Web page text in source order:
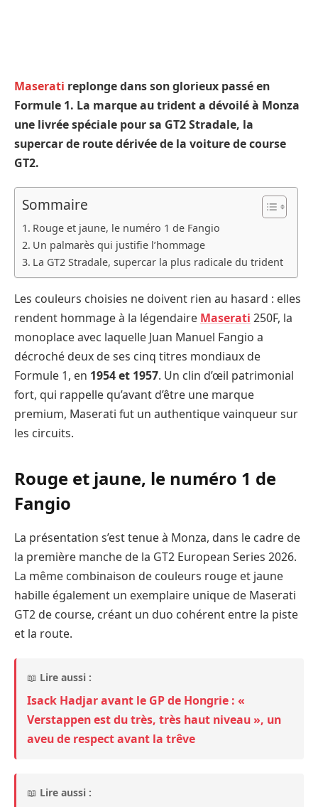
Maserati replonge dans son glorieux passé en
Formule 1. La marque au trident a dévoilé à Monza
une livrée spéciale pour sa GT2 Stradale, la
supercar de route dérivée de la voiture de course
GT2.
Sommaire
Rouge et jaune, le numéro 1 de Fangio
Un palmarès qui justifie l’hommage
La GT2 Stradale, supercar la plus radicale du trident
Les couleurs choisies ne doivent rien au hasard : elles
rendent hommage à la légendaire Maserati 250F, la
monoplace avec laquelle Juan Manuel Fangio a
décroché deux de ses cinq titres mondiaux de
Formule 1, en 1954 et 1957. Un clin d’œil patrimonial
fort, qui rappelle qu’avant d’être une marque
premium, Maserati fut un authentique vainqueur sur
les circuits.
Rouge et jaune, le numéro 1 de
Fangio
La présentation s’est tenue à Monza, dans le cadre de
la première manche de la GT2 European Series 2026.
La même combinaison de couleurs rouge et jaune
habille également un exemplaire unique de Maserati
GT2 de course, créant un duo cohérent entre la piste
et la route.
📖 Lire aussi :
Isack Hadjar avant le GP de Hongrie : «
Verstappen est du très, très haut niveau », un
aveu de respect avant la trêve
📖 Lire aussi :